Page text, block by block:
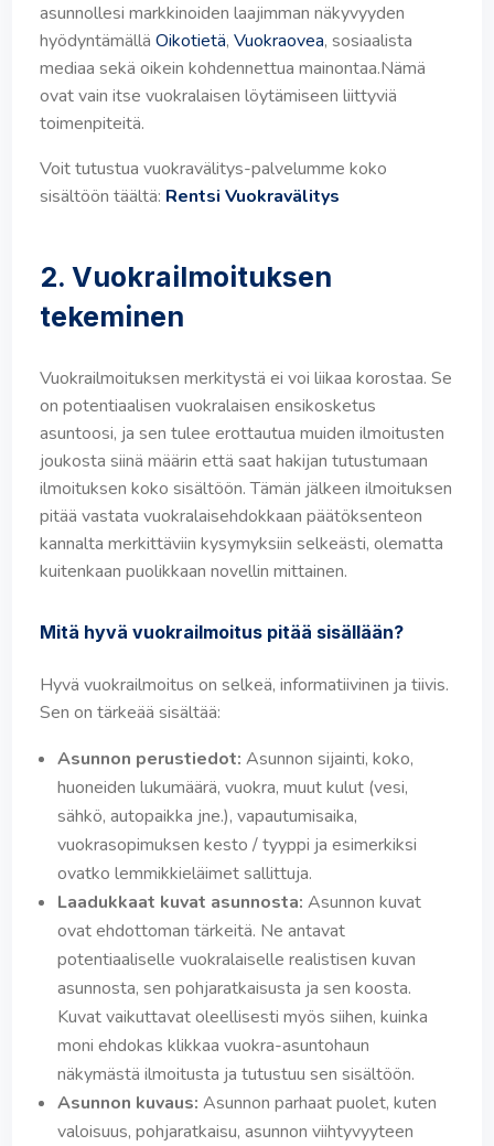
asunnollesi markkinoiden laajimman näkyvyyden
hyödyntämälläOikotietä,Vuokraovea, sosiaalista
mediaa sekä oikein kohdennettua mainontaa.Nämä
ovat vain itse vuokralaisen löytämiseen liittyviä
toimenpiteitä.
Voit tutustua vuokravälitys-palvelumme koko
sisältöön täältä: Rentsi Vuokravälitys
2. Vuokrailmoituksen
tekeminen
Vuokrailmoituksen merkitystä ei voi liikaa korostaa. Se
on potentiaalisen vuokralaisen ensikosketus
asuntoosi, ja sen tulee erottautua muiden ilmoitusten
joukosta siinä määrin että saat hakijan tutustumaan
ilmoituksen koko sisältöön. Tämän jälkeen ilmoituksen
pitää vastata vuokralaisehdokkaan päätöksenteon
kannalta merkittäviin kysymyksiin selkeästi, olematta
kuitenkaan puolikkaan novellin mittainen.
Mitä hyvä vuokrailmoitus pitää sisällään?
Hyvä vuokrailmoitus on selkeä, informatiivinen ja tiivis.
Sen on tärkeää sisältää:
Asunnon perustiedot: Asunnon sijainti, koko,
huoneiden lukumäärä, vuokra, muut kulut (vesi,
sähkö, autopaikka jne.), vapautumisaika,
vuokrasopimuksen kesto / tyyppi ja esimerkiksi
ovatko lemmikkieläimet sallittuja.
Laadukkaat kuvat asunnosta: Asunnon kuvat
ovat ehdottoman tärkeitä. Ne antavat
potentiaaliselle vuokralaiselle realistisen kuvan
asunnosta, sen pohjaratkaisusta ja sen koosta.
Kuvat vaikuttavat oleellisesti myös siihen, kuinka
moni ehdokas klikkaa vuokra-asuntohaun
näkymästä ilmoitusta ja tutustuu sen sisältöön.
Asunnon kuvaus: Asunnon parhaat puolet, kuten
valoisuus, pohjaratkaisu, asunnon viihtyvyyteen